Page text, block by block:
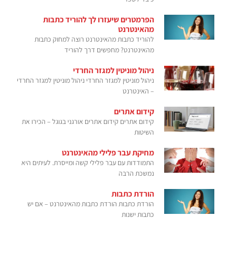
הפרמטרים שיעזרו לך להוריד כתבות
מהאינטרנט
להוריד כתבות מהאינטרנט רוצה למחוק כתבות
מהאינטרנט? מחפשים דרך להוריד
ניהול מוניטין למגזר החרדי
ניהול מוניטין למגזר החרדי ניהול מוניטין למגזר החרדי
– האינטרנט
קידום אתרים
קידום אתרים קידום אתרים אורגני בגוגל – הכירו את
השיטות
מחיקת עבר פלילי מהאינטרנט
התמודדות עם עבר פלילי קשה ומייסרת. לעיתים היא
נמשכת הרבה
הורדת כתבות
הורדת כתבות הורדת כתבות מהאינטרנט – אם יש
כתבות ישנות